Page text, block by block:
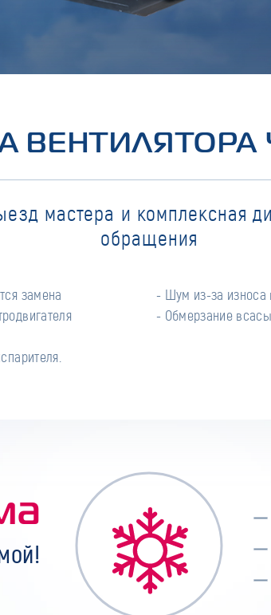
ВЕНТИЛЯТОРА
мастера и комплексная
обращения
замена
- Обмерзание